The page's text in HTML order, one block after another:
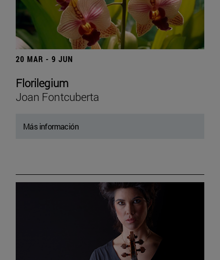
20 MAR - 9 JUN
Florilegium
Joan Fontcuberta
Más información